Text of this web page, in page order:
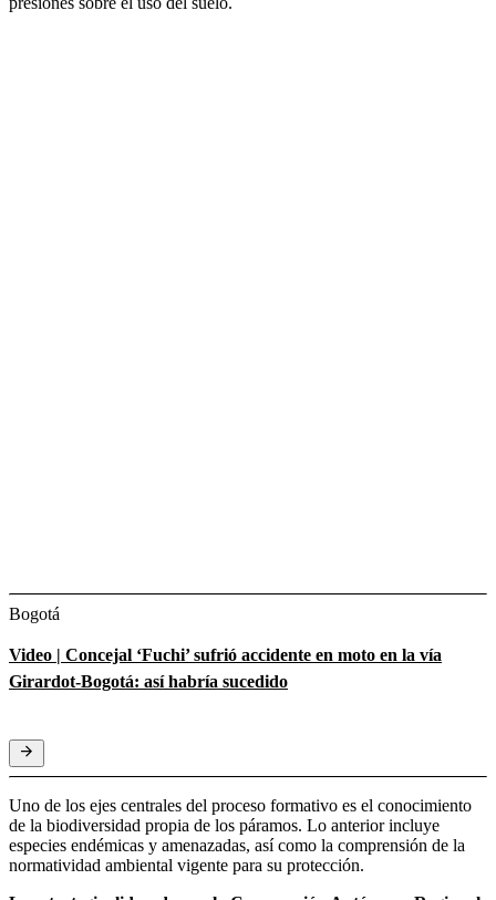
Bogotá
Video | Concejal ‘Fuchi’ sufrió accidente en moto en la vía
Girardot-Bogotá: así habría sucedido
Uno de los ejes centrales del proceso formativo es el conocimiento
de la biodiversidad propia de los páramos. Lo anterior incluye
especies endémicas y amenazadas, así como la comprensión de la
normatividad ambiental vigente para su protección.